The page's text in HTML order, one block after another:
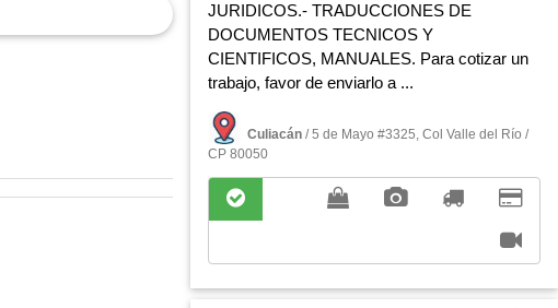
JURIDICOS.- TRADUCCIONES DE
DOCUMENTOS TECNICOS Y
CIENTIFICOS, MANUALES. Para cotizar un
trabajo, favor de enviarlo a ...
Culiacán/ 5 de Mayo #3325, Col Valle del Rí­o /
CP 80050